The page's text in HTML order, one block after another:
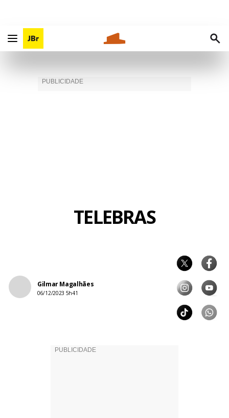
TELEBRAS
Gilmar Magalhães
06/12/2023 5h41